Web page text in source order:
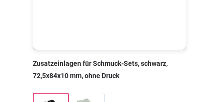
Zusatzeinlagen für Schmuck-Sets, schwarz,
72,5x84x10 mm, ohne Druck